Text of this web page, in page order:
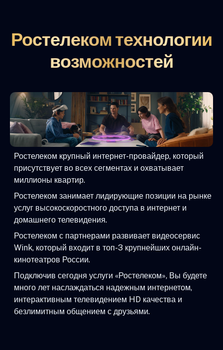
Ростелеком технологии
возможностей
Ростелеком крупный интернет-провайдер, который
присутствует во всех сегментах и охватывает
миллионы квартир.
Ростелеком занимает лидирующие позиции на рынке
услуг высокоскоростного доступа в интернет и
домашнего телевидения.
Ростелеком с партнерами развивает видеосервис
Wink, который входит в топ-3 крупнейших онлайн-
кинотеатров России.
Подключив сегодня услуги «Ростелеком», Вы будете
много лет наслаждаться надежным интернетом,
интерактивным телевидением HD качества и
безлимитным общением с друзьями.